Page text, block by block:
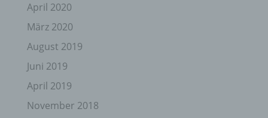
April 2020
März 2020
August 2019
Juni 2019
April 2019
November 2018